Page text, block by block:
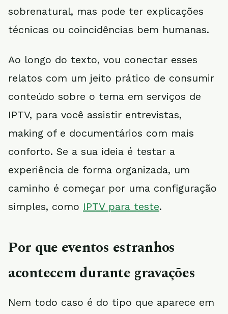
sobrenatural, mas pode ter explicações
técnicas ou coincidências bem humanas.
Ao longo do texto, vou conectar esses
relatos com um jeito prático de consumir
conteúdo sobre o tema em serviços de
IPTV, para você assistir entrevistas,
making of e documentários com mais
conforto. Se a sua ideia é testar a
experiência de forma organizada, um
caminho é começar por uma configuração
simples, como IPTV para teste.
Por que eventos estranhos
acontecem durante gravações
Nem todo caso é do tipo que aparece em